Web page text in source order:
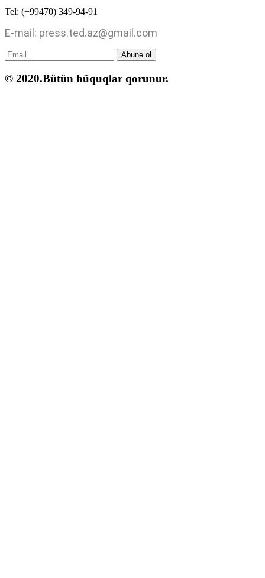
Tel: (+99470) 349-94-91
E-mail: press.ted.az@gmail.com
Abunə ol
© 2020.Bütün hüquqlar qorunur.